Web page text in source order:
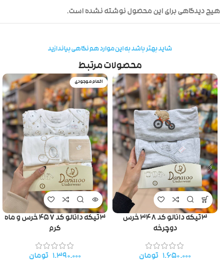
هیچ دیدگاهی برای این محصول نوشته نشده است.
شاید بهتر باشد به این موارد هم نگاهی بیاندازید
محصولات مرتبط
۳تیکه دانالو کد ۳۴۸ خرس
دوچرخه
۱.۶۵۰.۰۰۰ تومان
اتمام موجودی
۳تیکه دانالو کد ۴۵۷ خرس و ماه
کرم
۱.۳۹۰.۰۰۰ تومان